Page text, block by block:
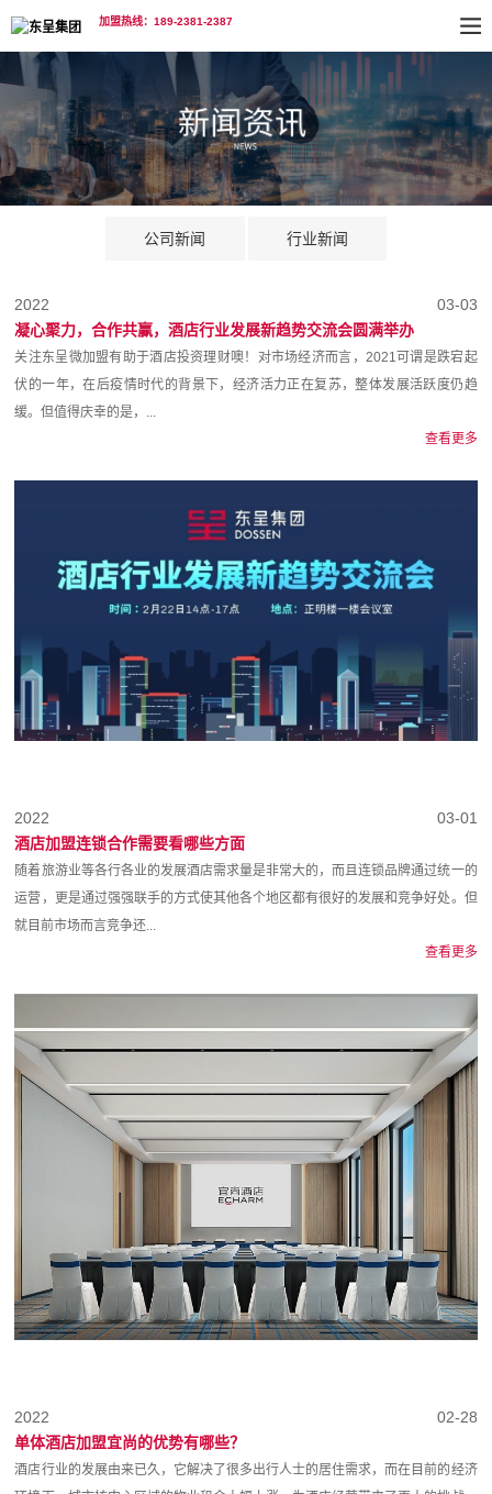
加盟热线：189-2381-2387
公司新闻 行业新闻
03-03
2022
凝心聚力，合作共赢，酒店行业发展新趋势交流会圆满举办
关注东呈微加盟有助于酒店投资理财噢！对市场经济而言，2021可谓是跌宕起
伏的一年，在后疫情时代的背景下，经济活力正在复苏，整体发展活跃度仍趋
缓。但值得庆幸的是，...
查看更多
03-01
2022
酒店加盟连锁合作需要看哪些方面
随着旅游业等各行各业的发展酒店需求量是非常大的，而且连锁品牌通过统一的
运营，更是通过强强联手的方式使其他各个地区都有很好的发展和竞争好处。但
就目前市场而言竞争还...
查看更多
02-28
2022
单体酒店加盟宜尚的优势有哪些？
酒店行业的发展由来已久，它解决了很多出行人士的居住需求，而在目前的经济